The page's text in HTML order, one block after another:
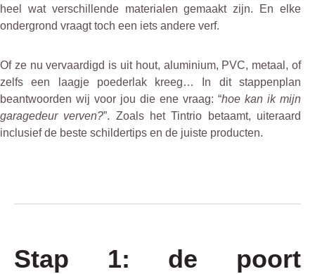
heel wat verschillende materialen gemaakt zijn. En elke
ondergrond vraagt toch een iets andere verf.
Of ze nu vervaardigd is uit hout, aluminium, PVC, metaal, of
zelfs een laagje poederlak kreeg… In dit stappenplan
beantwoorden wij voor jou die ene vraag: “hoe kan ik mijn
garagedeur verven?”. Zoals het Tintrio betaamt, uiteraard
inclusief de beste schildertips en de juiste producten.
Stap 1: de poort